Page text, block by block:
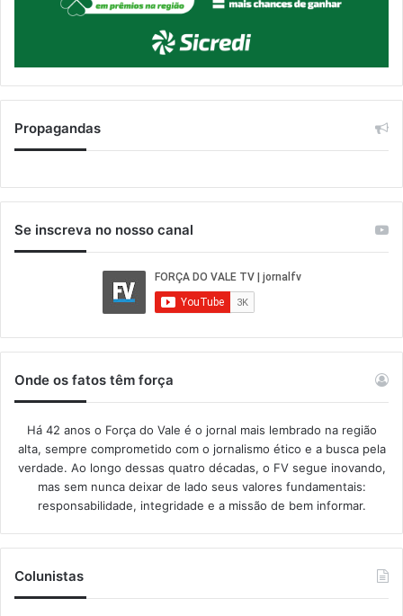
Propagandas
Se inscreva no nosso canal
Onde os fatos têm força
Há 42 anos o Força do Vale é o jornal mais lembrado na região
alta, sempre comprometido com o jornalismo ético e a busca pela
verdade. Ao longo dessas quatro décadas, o FV segue inovando,
mas sem nunca deixar de lado seus valores fundamentais:
responsabilidade, integridade e a missão de bem informar.​
Colunistas